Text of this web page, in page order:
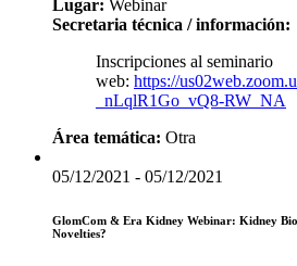
Lugar: Webinar
Secretaria técnica / información:
Inscripciones al seminario
web: https://
_nLqlR1Go_vQ8-RW_NA
Área temática: Otra
05/12/2021 - 05/12/2021
GlomCom & Era Kidney Webinar: Kidney
Novelties?